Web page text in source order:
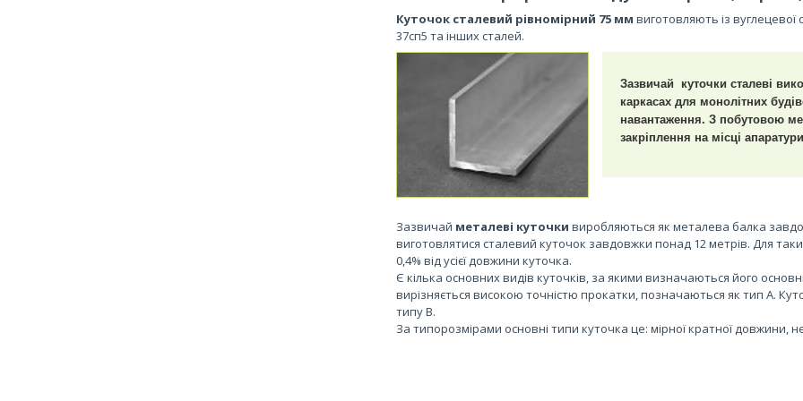
Куточок сталевий рівномірний 75 мм виготовляють із вуглецевої
37сп5 та інших сталей.
Зазвичай куточки сталеві
каркасах для монолітних
навантаження. З побутовою
закріплення на місці
Зазвичай металеві куточки виробляються як металева балка
виготовлятися сталевий куточок завдовжки понад 12 метрів. Для
0,4% від усієї довжини куточка.
Є кілька основних видів куточків, за якими визначаються його
вирізняється високою точністю прокатки, позначаються як тип А.
типу В.
За типорозмірами основні типи куточка це: мірної кратної довжини,